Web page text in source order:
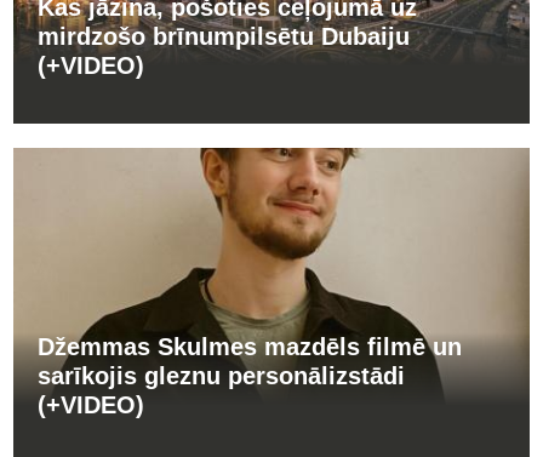
Kas jāzina, pošoties ceļojumā uz
mirdzošo brīnumpilsētu Dubaiju
(+VIDEO)
Džemmas Skulmes mazdēls filmē un
sarīkojis gleznu personālizstādi
(+VIDEO)